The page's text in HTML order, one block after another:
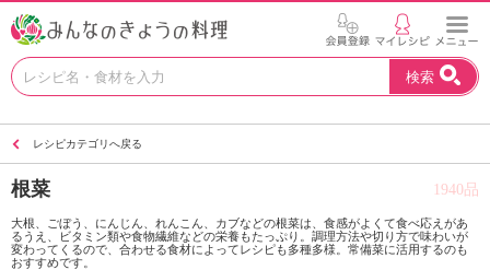
お
い
を
見
検索
レシピカテゴリへ戻る
根菜 1940品
大根、ごぼう、にんじん、れんこん、カブなどの根菜は、食感がよくて食べ応えがあ
るうえ、ビタミン類や食物繊維などの栄養もたっぷり。調理方法や切り方で味わいが
変わってくるので、合わせる食材によってレシピも多種多様。常備菜に活用するのも
おすすめです。